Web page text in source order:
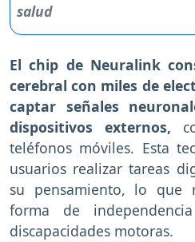
El chip de Neuralink
cerebral con miles de
captar señales
dispositivos externos,
teléfonos móviles. Esta
usuarios realizar tareas
su pensamiento, lo que
forma de
discapacidades motoras.